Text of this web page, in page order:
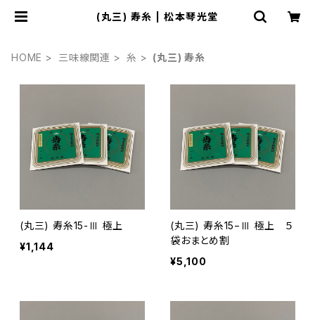
(丸三) 寿糸 | 松本琴光堂
HOME 三味線関連 糸 (丸三) 寿糸
(丸三) 寿糸15-Ⅲ 極上
¥1,144
(丸三) 寿糸15−Ⅲ 極上 ５
袋おまとめ割
¥5,100